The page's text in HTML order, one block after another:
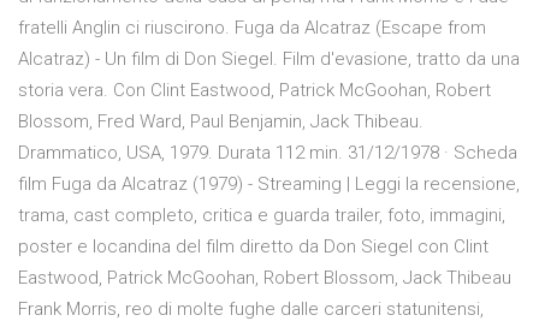
fratelli Anglin ci riuscirono. Fuga da Alcatraz (Escape from
Alcatraz) - Un film di Don Siegel. Film d'evasione, tratto da una
storia vera. Con Clint Eastwood, Patrick McGoohan, Robert
Blossom, Fred Ward, Paul Benjamin, Jack Thibeau.
Drammatico, USA, 1979. Durata 112 min. 31/12/1978 · Scheda
film Fuga da Alcatraz (1979) - Streaming | Leggi la recensione,
trama, cast completo, critica e guarda trailer, foto, immagini,
poster e locandina del film diretto da Don Siegel con Clint
Eastwood, Patrick McGoohan, Robert Blossom, Jack Thibeau
Frank Morris, reo di molte fughe dalle carceri statunitensi,